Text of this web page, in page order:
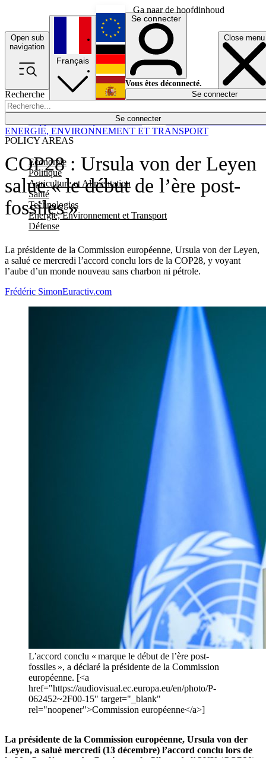
Ga naar de hoofdinhoud
Open sub
navigation
Close menu
Recherche
Se connecter
POLICY AREAS
Economie
Politique
Agriculture et Alimentation
Santé
Technologies
Energie, Environnement et Transport
Défense
Économie
Français
English
Deutsch
Español
Se connecter
Vous êtes déconnecté.
Se connecter
COP28 : Ursula von der Leyen
salue « le début de l’ère post-
fossiles »
La présidente de la Commission européenne, Ursula von der Leyen,
a salué ce mercredi l’accord conclu lors de la COP28, y voyant
l’aube d’un monde nouveau sans charbon ni pétrole.
ENERGIE, ENVIRONNEMENT ET TRANSPORT
Frédéric SimonEuractiv.com
L’accord conclu « marque le début de l’ère post-
fossiles », a déclaré la présidente de la Commission
européenne. [<a
href="https://audiovisual.ec.europa.eu/en/photo/P-
062452~2F00-15" target="_blank"
rel="noopener">Commission européenne</a>]
La présidente de la Commission européenne, Ursula von der
Leyen, a salué mercredi (13 décembre) l’accord conclu lors de